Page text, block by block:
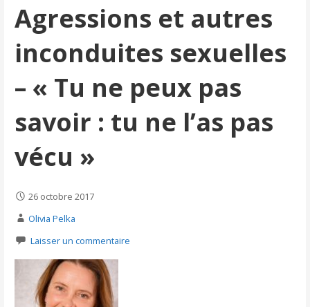
Agressions et autres
inconduites sexuelles
– « Tu ne peux pas
savoir : tu ne l’as pas
vécu »
26 octobre 2017
Olivia Pelka
Laisser un commentaire